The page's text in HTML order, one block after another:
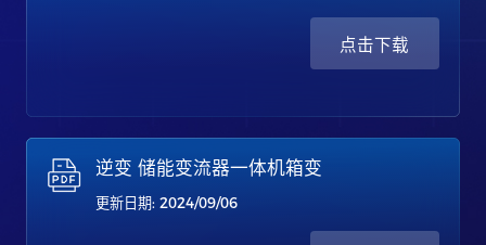
点击下载
逆变 储能变流器一体机箱变
更新日期: 2024/09/06